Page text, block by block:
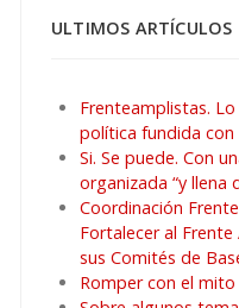
ULTIMOS ARTÍCULOS
Frenteamplistas.
política fundida con
Si. Se puede. Con
organizada “y llena
Coordinación
Fortalecer al
sus Comités de
Romper con el mito